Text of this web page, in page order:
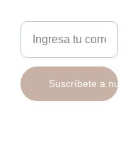
Suscríbete a